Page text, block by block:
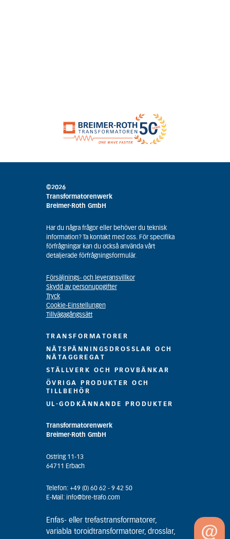
©2026
Transformatorenwerk
Breimer-Roth GmbH
Har du några frågor eller behöver du teknisk
information? Ta kontakt med oss. För specifika
förfrågningar kan du också använda vårt
detaljerade förfrågningsformulär.
Försäljnings- och leveransvillkor
Skydd av personuppgifter
Tryck
Cookie-Einstellungen
Tillvägagångssätt
TRANSFORMATORER
NÄTSPÄNNINGSDROSSLAR OCH
NÄTAGGREGAT
STÄLLVERK OCH PROVBÄNKAR
ÖVRIGA PRODUKTER OCH
TILLBEHÖR
UL-GODKÄNNANDE PRODUKTER
Transformatorenwerk
Breimer-Roth GmbH
Ostring 11-13
64711 Erbach
Telefon: +49 (0) 60 62 - 9 42 50
E-Mail: info@bre-trafo.com
Enfas- eller trefastransformatorer,
variabla toroidtransformatorer, drosslar,